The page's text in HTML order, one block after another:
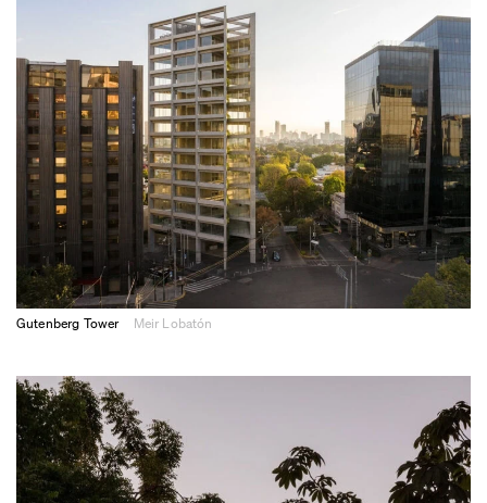
Gutenberg Tower Meir Lobatón